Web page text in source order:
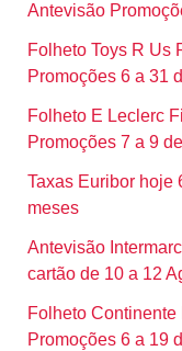
Antevisão
Folheto Toys R Us
Promoções 6 a 31
Folheto E Leclerc
Promoções 7 a 9
Taxas Euribor hoje
meses
Antevisão
cartão de 10 a 12
Folheto
Promoções 6 a 19